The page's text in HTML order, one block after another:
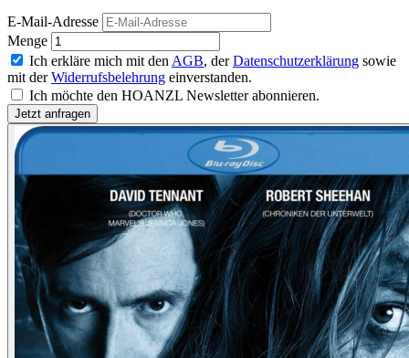
E-Mail-Adresse
Menge
Ich erkläre mich mit den AGB, derDatenschutzerklärung sowie
mit derWiderrufsbelehrung einverstanden.
Ich möchte den HOANZL Newsletter abonnieren.